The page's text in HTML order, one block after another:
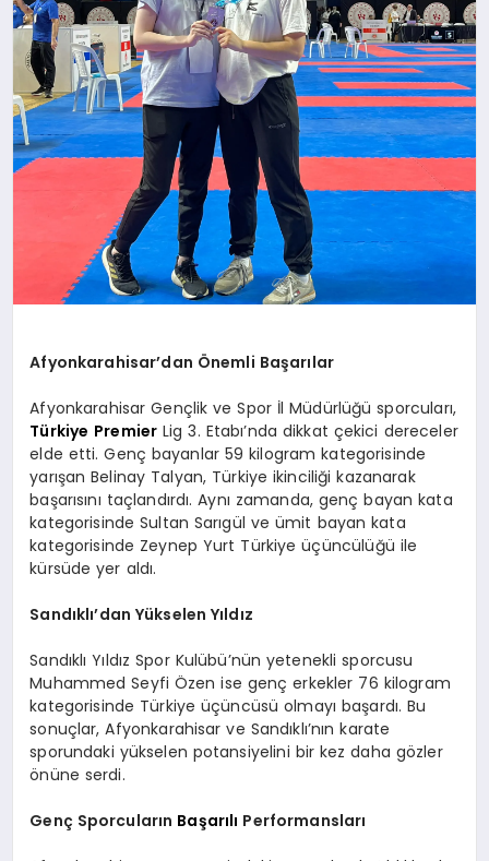
SPOR
YAŞAM
Afyonkarahisar’dan Önemli Başarılar
Afyonkarahisar Gençlik ve Spor İl Müdürlüğü sporcuları,
Türkiye Premier Lig 3. Etabı’nda dikkat çekici dereceler
elde etti. Genç bayanlar 59 kilogram kategorisinde
yarışan Belinay Talyan, Türkiye ikinciliği kazanarak
başarısını taçlandırdı. Aynı zamanda, genç bayan kata
kategorisinde Sultan Sarıgül ve ümit bayan kata
kategorisinde Zeynep Yurt Türkiye üçüncülüğü ile
kürsüde yer aldı.
Sandıklı’dan Yükselen Yıldız
Sandıklı Yıldız Spor Kulübü’nün yetenekli sporcusu
Muhammed Seyfi Özen ise genç erkekler 76 kilogram
kategorisinde Türkiye üçüncüsü olmayı başardı. Bu
sonuçlar, Afyonkarahisar ve Sandıklı’nın karate
sporundaki yükselen potansiyelini bir kez daha gözler
önüne serdi.
Genç Sporcuların Başarılı Performansları